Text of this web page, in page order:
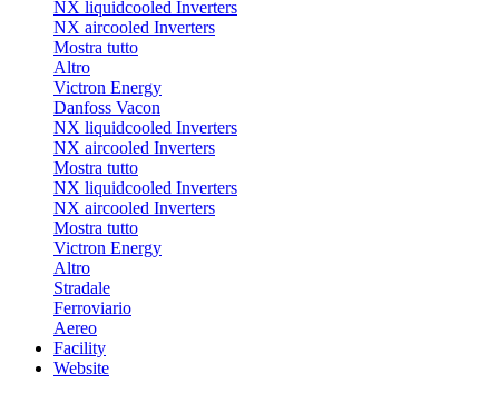
NX liquidcooled Inverters
NX aircooled Inverters
Mostra tutto
Altro
Victron Energy
Danfoss Vacon
NX liquidcooled Inverters
NX aircooled Inverters
Mostra tutto
NX liquidcooled Inverters
NX aircooled Inverters
Mostra tutto
Victron Energy
Altro
Stradale
Ferroviario
Aereo
Facility
Website